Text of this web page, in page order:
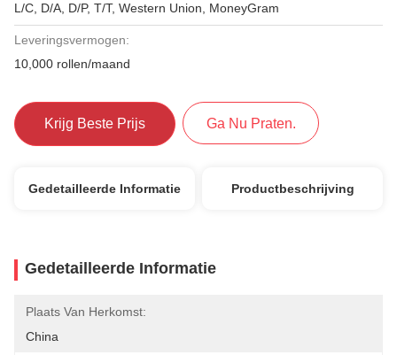
L/C, D/A, D/P, T/T, Western Union, MoneyGram
Leveringsvermogen:
10,000 rollen/maand
Krijg Beste Prijs Ga Nu Praten.
Gedetailleerde Informatie Productbeschrijving
Gedetailleerde Informatie
Plaats Van Herkomst:
China